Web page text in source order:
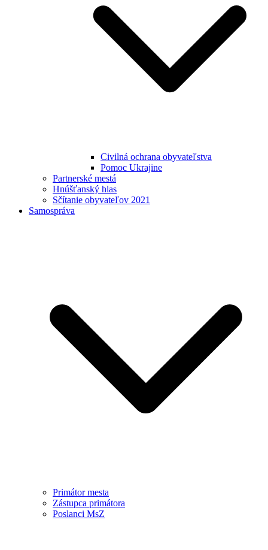
Civilná ochrana obyvateľstva
Pomoc Ukrajine
Partnerské mestá
Hnúšťanský hlas
Sčítanie obyvateľov 2021
Samospráva
Primátor mesta
Zástupca primátora
Poslanci MsZ